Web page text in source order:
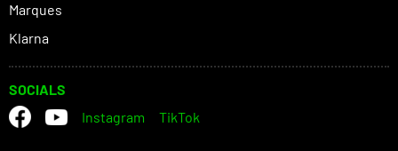
Marques
Klarna
SOCIALS
Instagram
TikTok